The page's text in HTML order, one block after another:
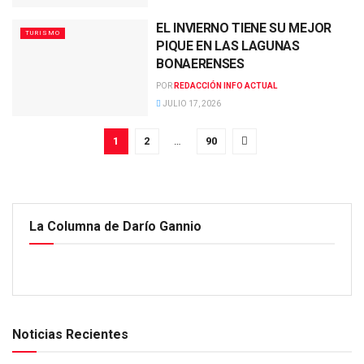
TURISMO
EL INVIERNO TIENE SU MEJOR
PIQUE EN LAS LAGUNAS
BONAERENSES
POR REDACCIÓN INFO ACTUAL
JULIO 17, 2026
1 2 … 90
La Columna de Darío Gannio
Noticias Recientes